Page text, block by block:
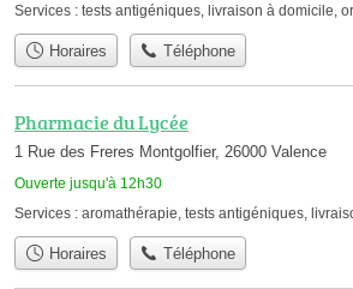
Services : tests antigéniques livraison à domicile
Horaires Téléphone
Pharmacie du Lycée
1 Rue des Freres Montgolfier, 26000 Valence
Ouverte jusqu'à 12h30
Services : aromathérapie, tests antigéniques,
Horaires Téléphone